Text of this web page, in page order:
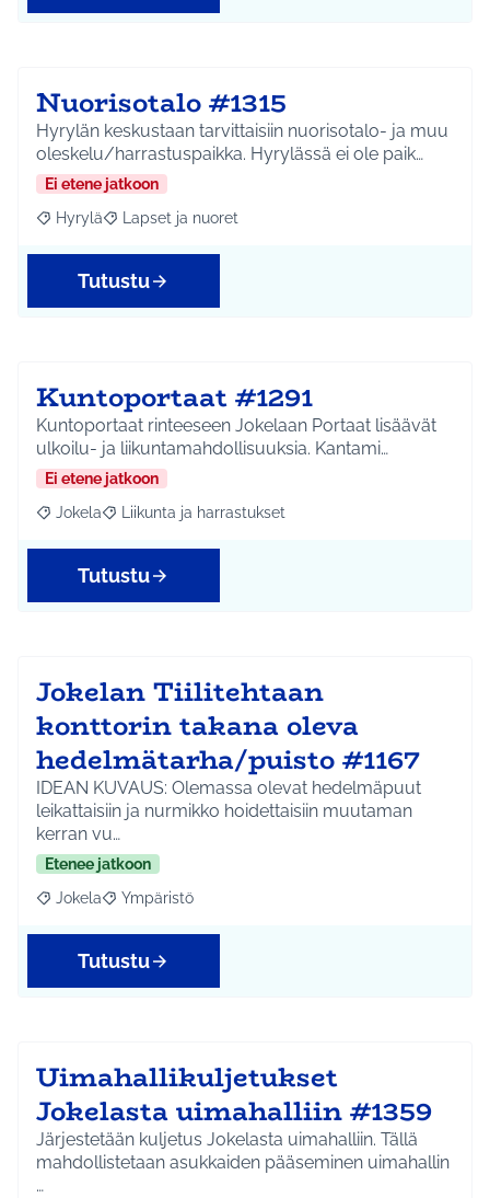
Nuorisotalo #1315
Hyrylän keskustaan tarvittaisiin nuorisotalo- ja muu
oleskelu/harrastuspaikka. Hyrylässä ei ole paik…
Ei etene jatkoon
Rajaa tulokset aihepiirin mukaan: Hyrylä
Hyrylä Rajaa tulokset teeman mukaan: Lapset ja nuoret
Lapset ja nuoret
Tutustu
Kuntoportaat #1291
Kuntoportaat rinteeseen Jokelaan Portaat lisäävät
ulkoilu- ja liikuntamahdollisuuksia. Kantami…
Ei etene jatkoon
Rajaa tulokset aihepiirin mukaan: Jokela
Jokela Rajaa tulokset teeman mukaan: Liikunta ja
Liikunta ja harrastukset
Tutustu
Jokelan Tiilitehtaan
konttorin takana oleva
hedelmätarha/puisto #1167
IDEAN KUVAUS: Olemassa olevat hedelmäpuut
leikattaisiin ja nurmikko hoidettaisiin muutaman
kerran vu…
Etenee jatkoon
Rajaa tulokset aihepiirin mukaan: Jokela
Jokela Rajaa tulokset teeman mukaan: Ympäristö
Ympäristö
Tutustu
Uimahallikuljetukset
Jokelasta uimahalliin #1359
Järjestetään kuljetus Jokelasta uimahalliin. Tällä
mahdollistetaan asukkaiden pääseminen uimahallin
…